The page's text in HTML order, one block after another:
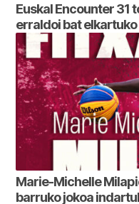
Euskal Encounter 31
erraldoi bat elkartuko
Marie-Michelle
barruko jokoa